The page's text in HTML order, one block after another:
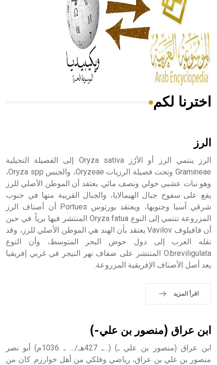
- هل تعلم أن المرجان إفراز حيواني يتكون في البحر ويتركب
من مادة كربونات الكلسيوم، وهو أحمر أو شديد الحمرة وهو
أجود أنواعه، ويمتاز بكبر الحجم ويسمى الش
هل تعلم أن الأبسيد كلمة فرنسية اللفظ تم اعتمادها مصطلحاً
- هل تعلم أن أبجر Abgar اسم معروف جيداً يعود إلى عدد من
الملوك الذين حكموا مدينة إديسا (الرها) من أبجر الأول وحتى
التاسع، وهم ينتسبون إلى أسرة أوسروين
- هل تعلم أن الأبجدية الكنعانية تتألف من /22/ علامة كتابية
sign تكتب منفصلة غير متصلة، وتعتمد المبدأ الأكوروفوني،
اخترنا لكم
الرز
الرز ينتمي الرز أو الأرُز Oryza sativa إلى الفصيلة النجيلية
Gramineae وتحت فصيلة الرزيات Oryzeae، والجنس Oryza spp،
وهو نبات عشبي حولي ونصف مائي. يعتقد أن الموطن الأصلي للرز
يقع على سفوح جبال الهيمالايا، والجبال القريبة منها في جنوب
شرقي آسيا وجنوبها، ويعتقد بورتوس Portues أن أصناف الرز
المزروعة تنتمي إلى النوع Oryza fatua المنتشر فيها برياً. في حين
أن فافيلوف Vavilov يعتقد بأن الهند هي الموطن الأصلي للرز، وقد
نقله العرب إلى دول حوض البحر المتوسط، وأن النوع
O.breviligulata المنتشر على ضفاف نهر النيجر في غربي إفريقيا
يعد أصل الأصناف الإفريقية المزروعة.
اقرأ المزيد
ابن عراق (منصور بن علي-)
ابن عراق (منصور بن علي ـ) (…ـ 427هـ/… ـ 1036م) أبو نصر
منصور بن علي بن عراق، رياضي وفلكي من أهل خوارزم. كان من